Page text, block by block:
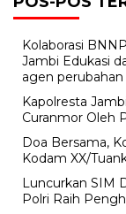
Kolaborasi
Jambi Edukasi
agen
Kapolresta
Curanmor Oleh
Doa Bersama,
Kodam XX/
Luncurkan SIM
Polri Raih